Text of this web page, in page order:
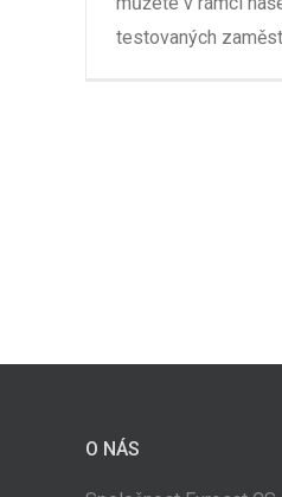
testovaných
O NÁS